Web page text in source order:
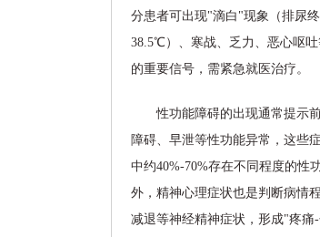
分患者可出现"滴白"现象（排尿
38.5℃）、寒战、乏力、恶心呕
的重要信号，需紧急就医治疗。
性功能障碍的出现通常提示
障碍、早泄等性功能异常，这些
中约40%-70%存在不同程度的性
外，精神心理症状也是判断病情
减退等神经精神症状，形成"疼